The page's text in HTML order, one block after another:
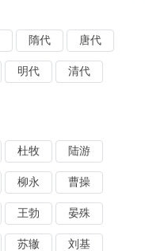
隋代 唐代
明代 清代
杜牧 陆游
柳永 曹操
王勃 晏殊
苏辙 刘基